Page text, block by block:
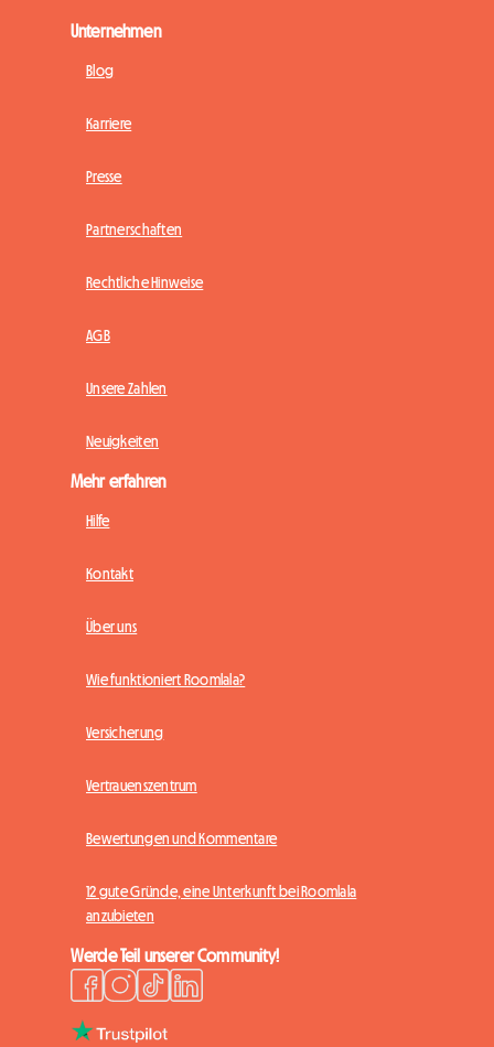
Unternehmen
Blog
Karriere
Presse
Partnerschaften
Rechtliche Hinweise
AGB
Unsere Zahlen
Neuigkeiten
Mehr erfahren
Hilfe
Kontakt
Über uns
Wie funktioniert Roomlala?
Versicherung
Vertrauenszentrum
Bewertungen und Kommentare
12 gute Gründe, eine Unterkunft bei Roomlala
anzubieten
Werde Teil unserer Community!